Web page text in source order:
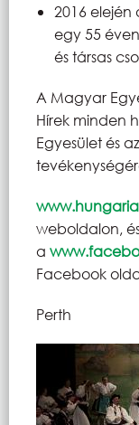
2016 elején
egy 55
és társas
A Magyar
Hírek minden
Egyesület és
weboldalon,
a
Facebook
Perth